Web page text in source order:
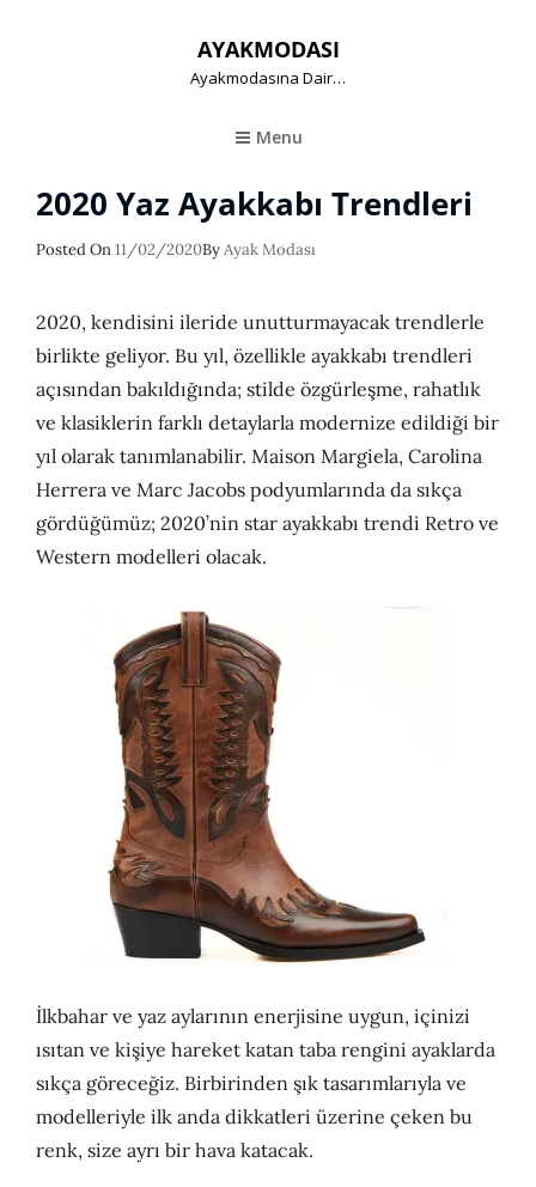
AYAKMODASI
Ayakmodasına Dair…
Menu
2020 Yaz Ayakkabı Trendleri
Posted OnPosted
11/02/2020ByAyak Modası
2020, kendisini ileride unutturmayacak trendlerle
birlikte geliyor. Bu yıl, özellikle ayakkabı trendleri
açısından bakıldığında; stilde özgürleşme, rahatlık
ve klasiklerin farklı detaylarla modernize edildiği bir
yıl olarak tanımlanabilir. Maison Margiela, Carolina
Herrera ve Marc Jacobs podyumlarında da sıkça
gördüğümüz; 2020’nin star ayakkabı trendi Retro ve
Western modelleri olacak.
İlkbahar ve yaz aylarının enerjisine uygun, içinizi
ısıtan ve kişiye hareket katan taba rengini ayaklarda
sıkça göreceğiz. Birbirinden şık tasarımlarıyla ve
modelleriyle ilk anda dikkatleri üzerine çeken bu
renk, size ayrı bir hava katacak.